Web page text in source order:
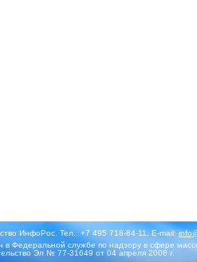
ИнфоРос. Тел.: +7 495 718-84-11, E-mail:
Федеральной службе по надзору в сфере
Эл № 77-31649 от 04 апреля 2008 г.